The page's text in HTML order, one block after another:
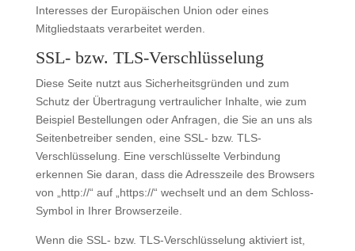
Interesses der Europäischen Union oder eines
Mitgliedstaats verarbeitet werden.
SSL- bzw. TLS-Verschlüsselung
Diese Seite nutzt aus Sicherheitsgründen und zum
Schutz der Übertragung vertraulicher Inhalte, wie zum
Beispiel Bestellungen oder Anfragen, die Sie an uns als
Seitenbetreiber senden, eine SSL- bzw. TLS-
Verschlüsselung. Eine verschlüsselte Verbindung
erkennen Sie daran, dass die Adresszeile des Browsers
von „http://“ auf „https://“ wechselt und an dem Schloss-
Symbol in Ihrer Browserzeile.
Wenn die SSL- bzw. TLS-Verschlüsselung aktiviert ist,